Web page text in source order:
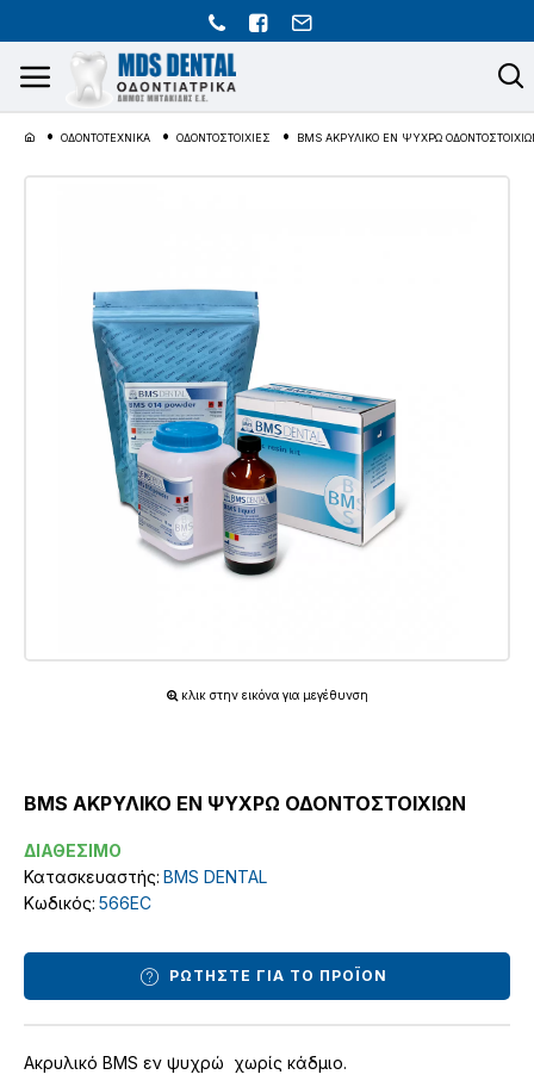
ΟΔΟΝΤΟΤΕΧΝΙΚΑ ΟΔΟΝΤΟΣΤΟΙΧΙΕΣ BMS ΑΚΡΥΛΙΚΟ ΕΝ ΨΥΧΡΩ
κλικ στην εικόνα για μεγέθυνση
BMS ΑΚΡΥΛΙΚΟ ΕΝ ΨΥΧΡΩ ΟΔΟΝΤΟΣΤΟΙΧΙΩΝ
ΔΙΑΘΕΣΙΜΟ
Κατασκευαστής: BMS DENTAL
Κωδικός: 566EC
ΡΩΤΗΣΤΕ ΓΙΑ ΤΟ ΠΡΟΪΟΝ
Ακρυλικό BMS εν ψυχρώ χωρίς κάδμιο.